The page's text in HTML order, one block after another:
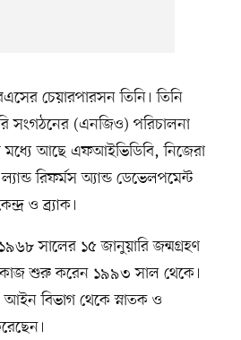
চেয়ারপারসন তিনি। তিনি
সংগঠনের (এনজিও) পরিচালনা
মধ্যে আছে এফআইভিডিবি, নিজেরা
রিফর্মস অ্যান্ড ডেভেলপমেন্ট
ও ব্র্যাক।
সালের ১৫ জানুয়ারি জন্মগ্রহণ
শুরু করেন ১৯৯৩ সাল থেকে।
আইন বিভাগ থেকে স্নাতক ও